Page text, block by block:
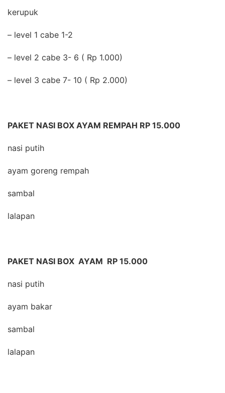
kerupuk
– level 1 cabe 1-2
– level 2 cabe 3- 6 ( Rp 1.000)
– level 3 cabe 7- 10 ( Rp 2.000)
PAKET NASI BOX AYAM REMPAH RP 15.000
nasi putih
ayam goreng rempah
sambal
lalapan
PAKET NASI BOX AYAM RP 15.000
nasi putih
ayam bakar
sambal
lalapan